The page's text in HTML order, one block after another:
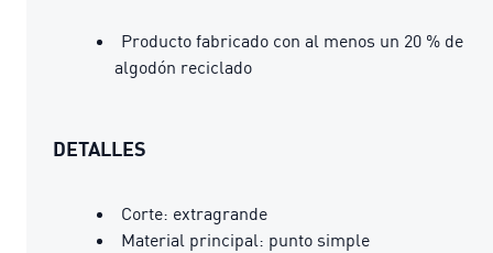
Producto fabricado con al menos un 20 % de
algodón reciclado
DETALLES
Corte: extragrande
Material principal: punto simple